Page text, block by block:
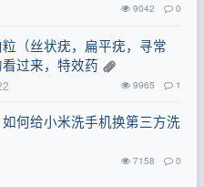
9042 0
粒（丝状疣，扁平疣，寻常
过来，特效药
9965 1
如何给小米洗手机换第三方洗
7158 0